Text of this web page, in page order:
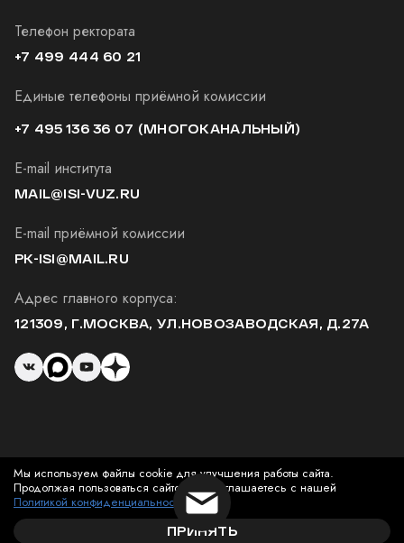
Телефон ректората
+7 499 444 60 21
Единые телефоны приёмной комиссии
+7 495 136 36 07 (МНОГОКАНАЛЬНЫЙ)
E-mail института
MAIL@ISI-VUZ.RU
E-mail приёмной комиссии
PK-ISI@MAIL.RU
Адрес главного корпуса:
121309, Г.МОСКВА, УЛ.НОВОЗАВОДСКАЯ, Д.27А
© 2026 Институт Современного Искусства
Мы используем файлы cookie для улучшения работы сайта.
Продолжая пользоваться сайтом, вы соглашаетесь с нашей
Политикой конфиденциальности
.
ПРИНЯТЬ